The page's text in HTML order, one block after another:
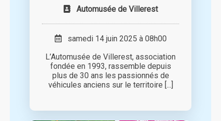
Automusée de Villerest
samedi 14 juin 2025 à 08h00
L’Automusée de Villerest, association
fondée en 1993, rassemble depuis
plus de 30 ans les passionnés de
véhicules anciens sur le territoire [...]